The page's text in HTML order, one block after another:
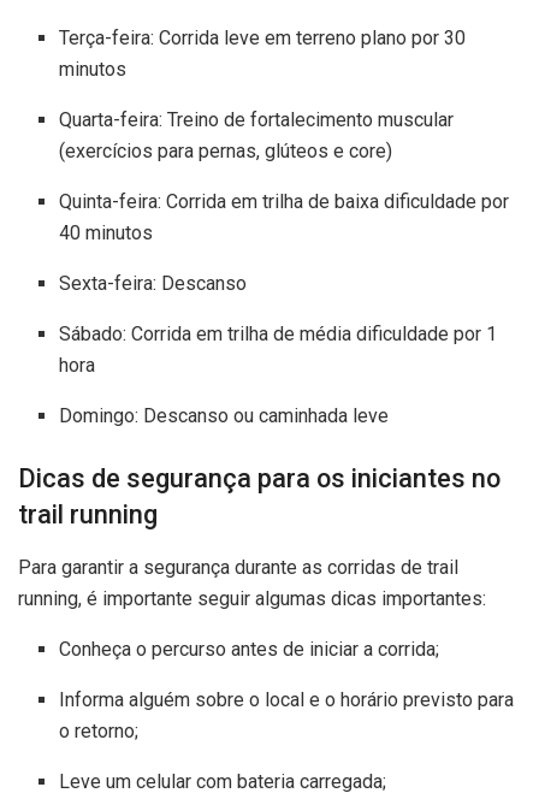
Terça-feira: Corrida leve em terreno plano por 30
minutos
Quarta-feira: Treino de fortalecimento muscular
(exercícios para pernas, glúteos e core)
Quinta-feira: Corrida em trilha de baixa dificuldade por
40 minutos
Sexta-feira: Descanso
Sábado: Corrida em trilha de média dificuldade por 1
hora
Domingo: Descanso ou caminhada leve
Dicas de segurança para os iniciantes no
trail running
Para garantir a segurança durante as corridas de trail
running, é importante seguir algumas dicas importantes:
Conheça o percurso antes de iniciar a corrida;
Informa alguém sobre o local e o horário previsto para
o retorno;
Leve um celular com bateria carregada;